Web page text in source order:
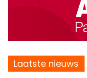
Laatste nieuws